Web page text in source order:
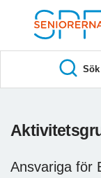
Sök
Ansvariga för